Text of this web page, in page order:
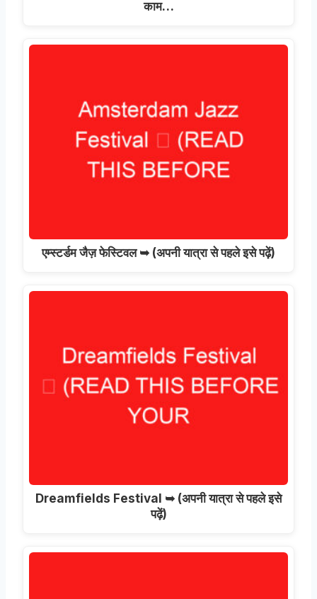
काम…
एम्स्टर्डम जैज़ फेस्टिवल ➥ (अपनी यात्रा से पहले इसे पढ़ें)
Dreamfields Festival ➥ (अपनी यात्रा से पहले इसे
पढ़ें)